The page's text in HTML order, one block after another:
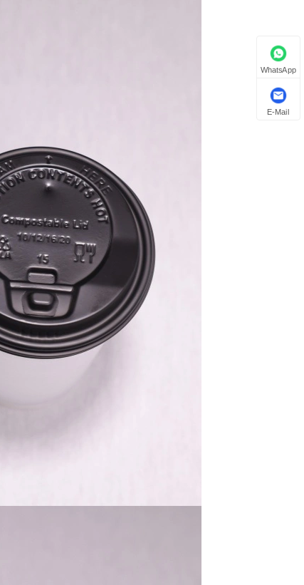
WhatsApp
E-Mail